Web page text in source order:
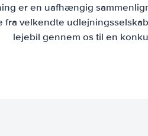
er en uafhængig
velkendte
lejebil gennem os til en